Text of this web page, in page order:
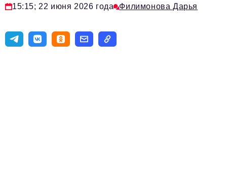
Авторские материалы
Телефон редакции:+7 495 727-01-67
15:15; 22 июня 2026 года Филимонова Дарья